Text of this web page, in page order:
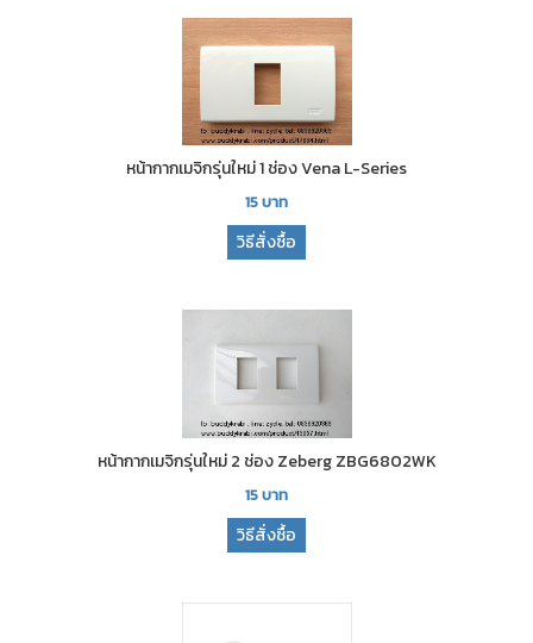
หน้ากากเมจิกรุ่นใหม่ 1 ช่อง Vena L-Series
15บาท
วิธีสั่งซื้อ
หน้ากากเมจิกรุ่นใหม่ 2 ช่อง Zeberg ZBG6802WK
15บาท
วิธีสั่งซื้อ